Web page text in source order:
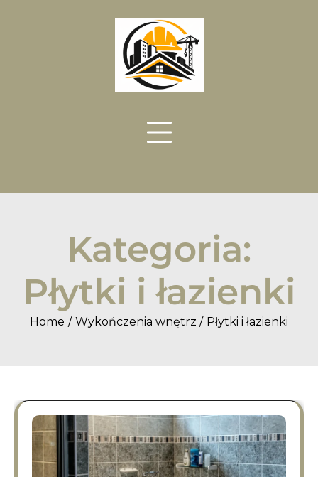
Kategoria:
Płytki i łazienki
Home Wykończenia wnętrz Płytki i łazienki